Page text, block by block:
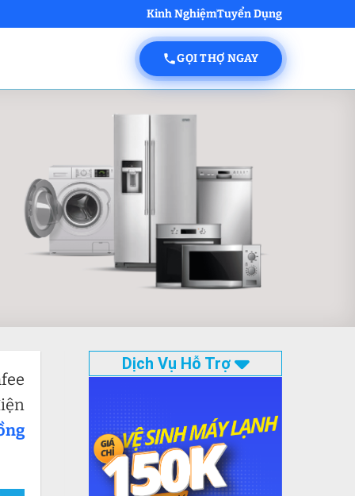
Kinh NghiệmTuyển Dụng
GỌI THỢ NGAY
Dịch Vụ Hỗ Trợ